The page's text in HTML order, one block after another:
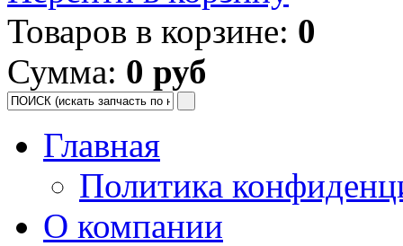
Товаров в корзине: 0
Сумма: 0 руб
Главная
Политика
О компании